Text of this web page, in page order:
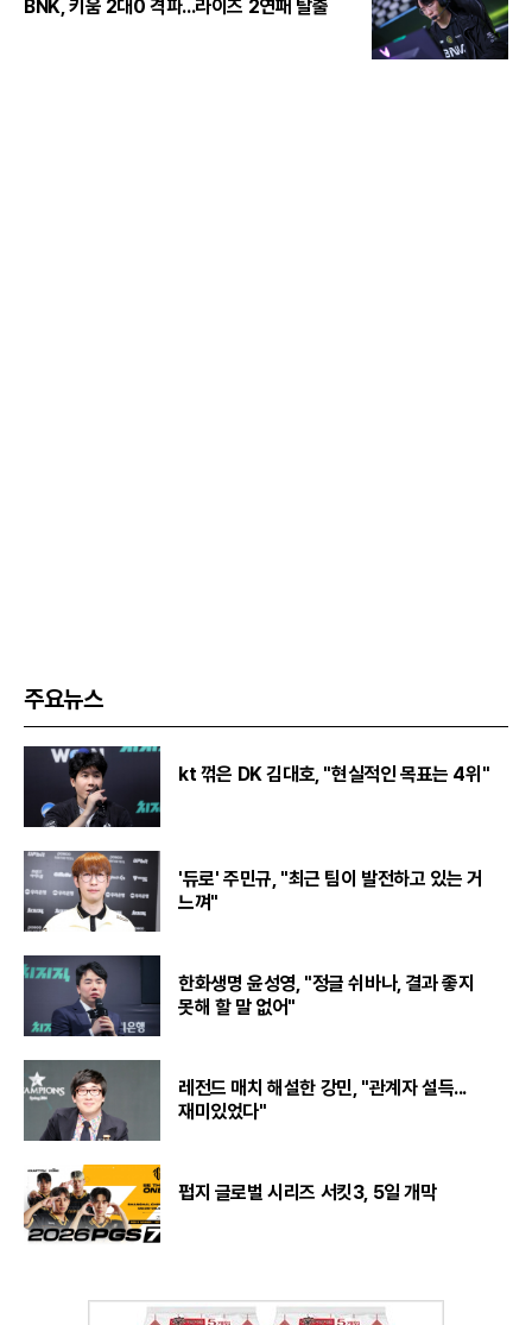
BNK, 키움 2대0 격파...라이즈 2연패 탈출
주요뉴스
kt 꺾은 DK 김대호, "현실적인 목표는 4위"
'듀로' 주민규, "최근 팀이 발전하고 있는 거
느껴"
한화생명 윤성영, "정글 쉬바나, 결과 좋지
못해 할 말 없어"
레전드 매치 해설한 강민, "관계자 설득...
재미있었다"
펍지 글로벌 시리즈 서킷3, 5일 개막